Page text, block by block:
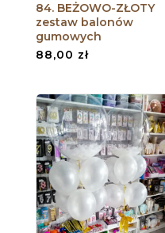
84. BEŻOWO-ZŁOTY
zestaw balonów
gumowych
88,00 zł